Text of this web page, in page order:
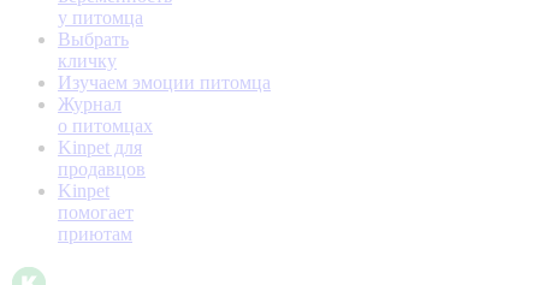
у питомца
Выбрать
кличку
Изучаем эмоции питомца
Журнал
о питомцах
Kinpet для
продавцов
Kinpet
помогает
приютам